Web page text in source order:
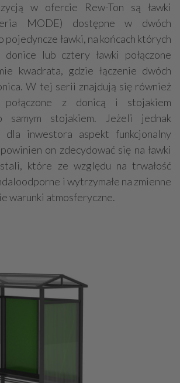
w ofercie Rew-Ton są ławki
MODE) dostępne w dwóch
pojedyncze ławki, na końcach których
donice lub cztery ławki połączone
kwadrata, gdzie łączenie dwóch
W tej serii znajdują się również
połączone z donicą i stojakiem
stojakiem. Jeżeli jednak
dla inwestora aspekt funkcjonalny
on zdecydować się na ławki
które ze względu na trwałość
i wytrzymałe na zmienne
warunki atmosferyczne.